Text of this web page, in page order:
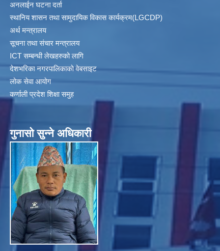
अनलाईन घटना दर्ता
स्थानिय शासन तथा सामुदायिक विकास कार्यक्रम(LGCDP)
अर्थ मन्त्रालय
सूचना तथा संचार मन्त्रालय
ICT सम्बन्धी लेखहरुको लागि
देशभरिका नगरपालिकाको वेबसाइट
लोक सेवा आयोग
कर्णाली प्रदेश शिक्षा समुह
गुनासाे सुन्ने अधिकारी